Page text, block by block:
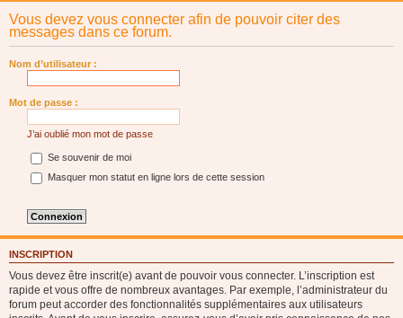
Vous devez vous connecter afin de pouvoir citer des
messages dans ce forum.
Nom d’utilisateur :
Mot de passe :
J’ai oublié mon mot de passe
Se souvenir de moi
Masquer mon statut en ligne lors de cette session
INSCRIPTION
Vous devez être inscrit(e) avant de pouvoir vous connecter. L’inscription est
rapide et vous offre de nombreux avantages. Par exemple, l’administrateur du
forum peut accorder des fonctionnalités supplémentaires aux utilisateurs